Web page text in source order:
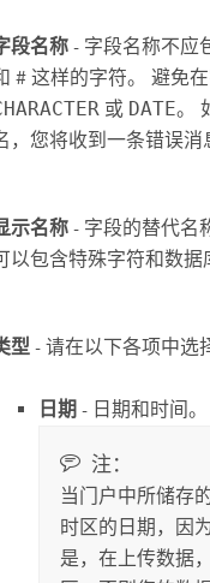
段名称- 字段名称不应
# 这样的字符。 避免
或 DATE。
，您将收到一条错误消
示名称- 字段的替代名
以包含特殊字符和数据
型- 请在以下各项中选
日期 - 日期和时间
注：
当门户中所储存
时区的日期，因
是，在上传数据